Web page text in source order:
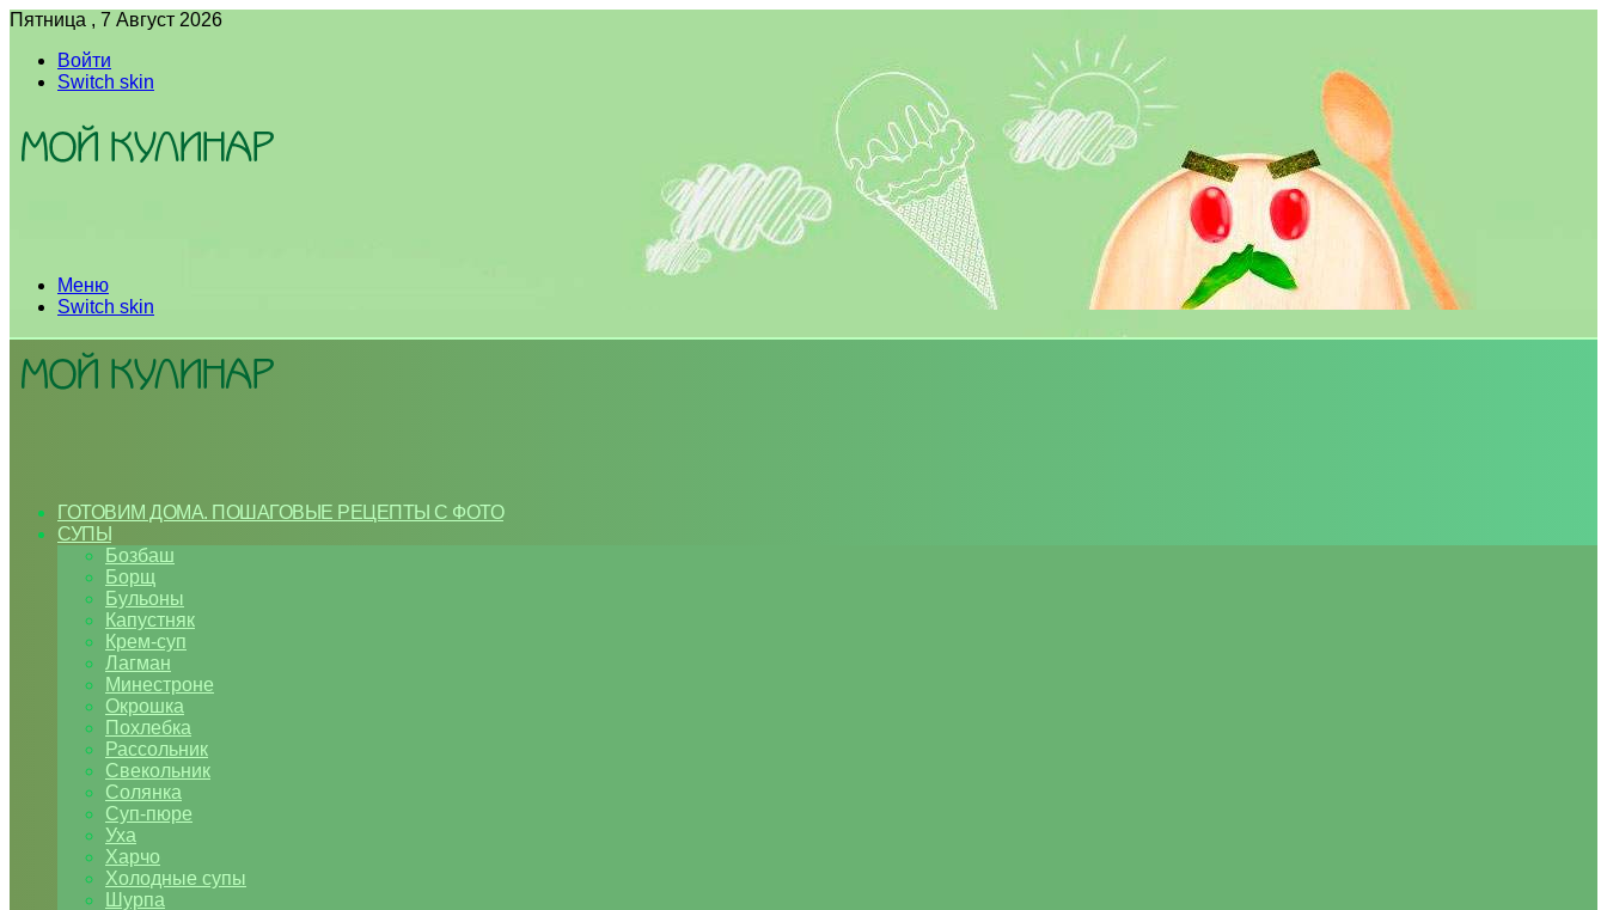
Пятница , 7 Август 2026
Войти
Switch skin
Меню
Switch skin
ГОТОВИМ ДОМА. ПОШАГОВЫЕ РЕЦЕПТЫ С ФОТО
СУПЫ
Бозбаш
Борщ
Бульоны
Капустняк
Крем-суп
Лагман
Минестроне
Окрошка
Похлебка
Рассольник
Свекольник
Солянка
Суп-пюре
Уха
Харчо
Холодные супы
Шурпа